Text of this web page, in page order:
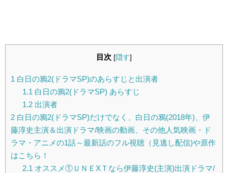
目次 [隠す]
1 白日の鴉2(ドラマSP)のあらすじと出演者
1.1 白日の鴉2(ドラマSP) あらすじ
1.2出演者
2 白日の鴉2(ドラマSP)だけでなく、白日の鴉(2018年)、伊
藤淳史主演＆出演ドラマ/映画の動画、その他人気映画・ド
ラマ・アニメの1話～最新話のフル視聴（見逃し配信)や原作
はこちら！
2.1 オススメ①ＵＮＥXＴなら伊藤淳史(主演)出演ドラマ/